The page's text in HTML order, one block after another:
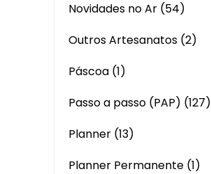
Novidades no Ar (54)
Outros Artesanatos (2)
Páscoa (1)
Passo a passo (PAP) (127)
Planner (13)
Planner Permanente (1)